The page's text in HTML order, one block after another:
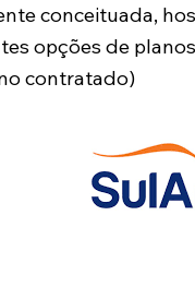
conceituada,
opções de
contratado)